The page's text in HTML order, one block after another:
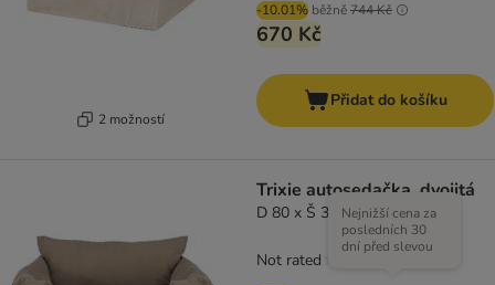
2 možností
-10.01% běžně744 Kč
670 Kč
Přidat do košíku
Trixie autosedačka, dvojitá
D 80 x Š 35 x V 60 cm
Nejnižší cena za
posledních 30
dní před slevou
Not rated